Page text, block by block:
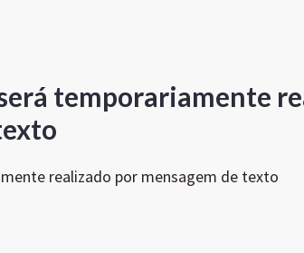
temporariamente
realizado por mensagem de texto